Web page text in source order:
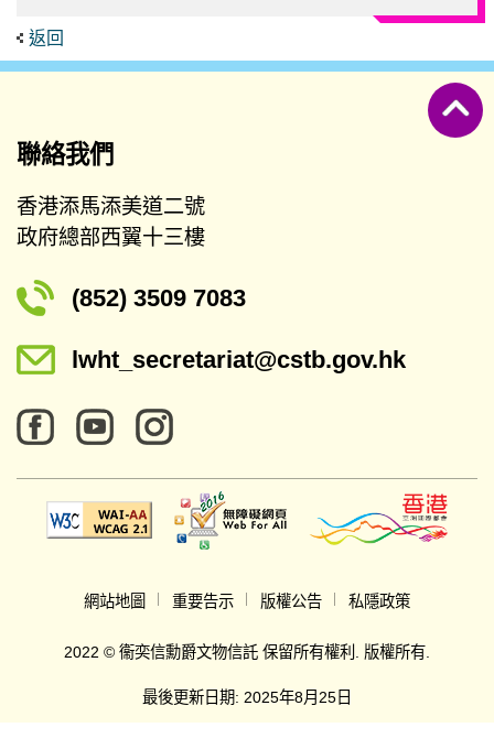
返回
聯絡我們
香港添馬添美道二號
政府總部西翼十三樓
(852) 3509 7083
lwht_secretariat@cstb.gov.hk
網站地圖 重要告示 版權公告 私隱政策
2022 © 衞奕信勳爵文物信託 保留所有權利. 版權所有.
最後更新日期: 2025年8月25日